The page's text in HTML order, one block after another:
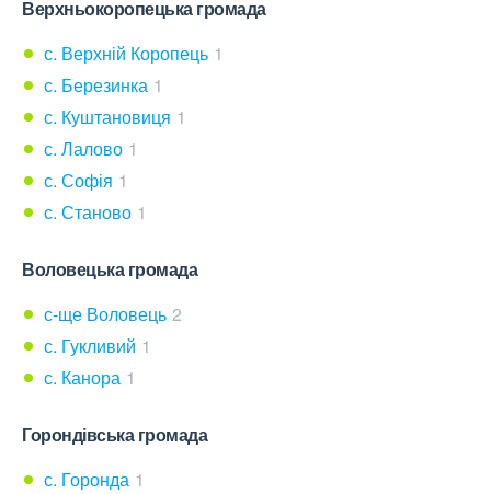
Верхньокоропецька громада
с. Верхній Коропець 1
с. Березинка 1
с. Куштановиця 1
с. Лалово 1
с. Софія 1
с. Станово 1
Воловецька громада
с-ще Воловець 2
с. Гукливий 1
с. Канора 1
Горондівська громада
с. Горонда 1